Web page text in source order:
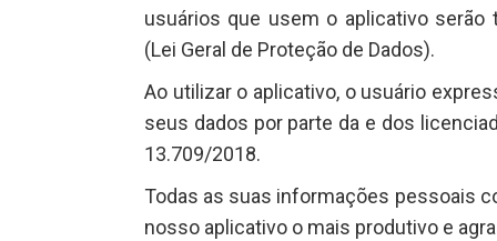
usuários que usem o aplicativo
(Lei Geral de Proteção de Dados).
Ao utilizar o aplicativo, o usuário
seus dados por parte da e dos
13.709/2018.
Todas as suas informações pessoais
nosso aplicativo o mais produtivo e